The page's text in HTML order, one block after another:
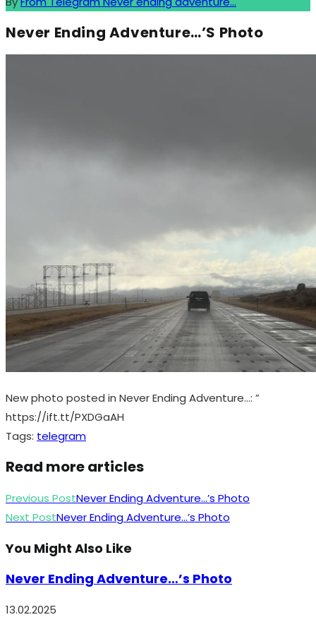
Never Ending Adventure…’s Photo
New photo posted in Never Ending Adventure…: ”
https://ift.tt/PXDGaAH
Tags: telegram
Read more articles
Previous PostNever Ending Adventure…’s Photo
Next PostNever Ending Adventure…’s Photo
You Might Also Like
Never Ending Adventure…’s Photo
13.02.2025